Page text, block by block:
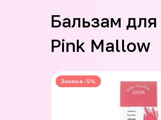
Бальзам
Pink Mallow
Знижка -5%